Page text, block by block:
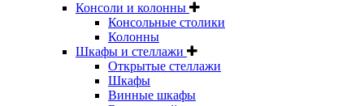
Консоли и колонны
Консольные столики
Колонны
Шкафы и стеллажи
Открытые стеллажи
Шкафы
Винные шкафы